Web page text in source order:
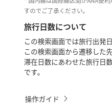
すのでご了承ください。
旅行日数について
この検索画面では旅行出発
この検索画面から遷移した
滞在日数にあわせた旅行日
です。
操作ガイド